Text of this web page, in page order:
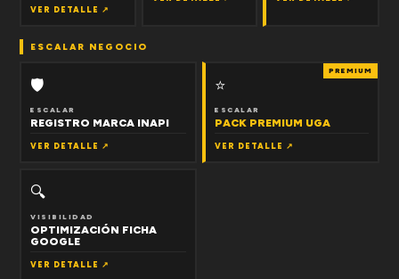
VER DETALLE ↗
ESCALAR NEGOCIO
🛡
ESCALAR
REGISTRO MARCA INAPI
VER DETALLE ↗
PREMIUM
⭐
ESCALAR
PACK PREMIUM UGA
VER DETALLE ↗
🔍
VISIBILIDAD
OPTIMIZACIÓN FICHA
GOOGLE
VER DETALLE ↗